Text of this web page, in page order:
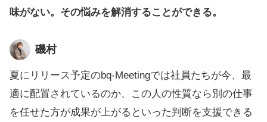
味がない。その悩みを解消することができる。
磯村
夏にリリース予定のbq-Meetingでは社員たちが今、最
適に配置されているのか、この人の性質なら別の仕事
を任せた方が成果が上がるといった判断を支援できる